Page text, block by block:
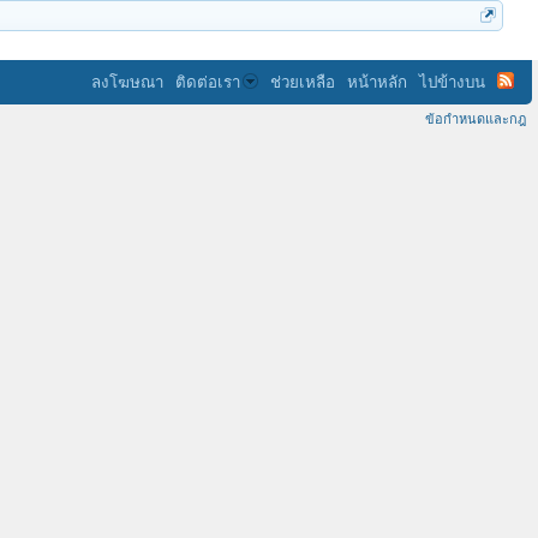
ลงโฆษณา ติดต่อเรา ช่วยเหลือ หน้าหลัก ไปข้างบน
ข้อกำหนดและกฎ